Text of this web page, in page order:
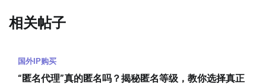
相关帖子
国外IP购买
“匿名代理”真的匿名吗？揭秘匿名等级，教你选择真正